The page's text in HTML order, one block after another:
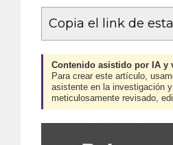
Copia el link de
Contenido asistido por IA y
Para crear este artículo,
asistente en la investigación
meticulosamente revisado,